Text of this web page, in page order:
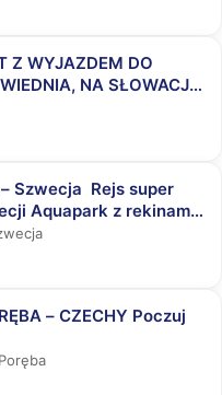
Z WYJAZDEM DO
NA SŁOWACJĘ,
Rejs super
– CZECHY Poczuj